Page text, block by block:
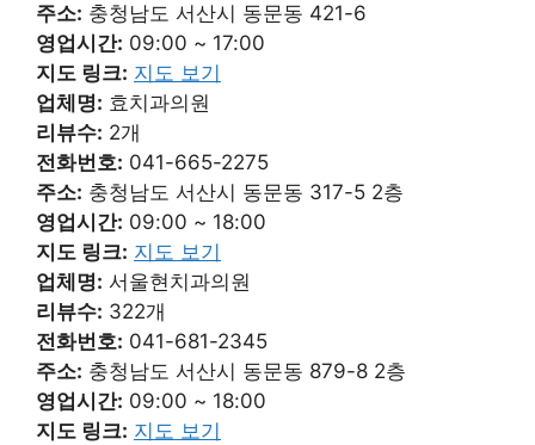
주소: 충청남도 서산시 동문동 421-6
영업시간: 09:00 ~ 17:00
지도 링크: 지도 보기
업체명: 효치과의원
리뷰수: 2개
전화번호: 041-665-2275
주소: 충청남도 서산시 동문동 317-5 2층
영업시간: 09:00 ~ 18:00
지도 링크: 지도 보기
업체명: 서울현치과의원
리뷰수: 322개
전화번호: 041-681-2345
주소: 충청남도 서산시 동문동 879-8 2층
영업시간: 09:00 ~ 18:00
지도 링크: 지도 보기